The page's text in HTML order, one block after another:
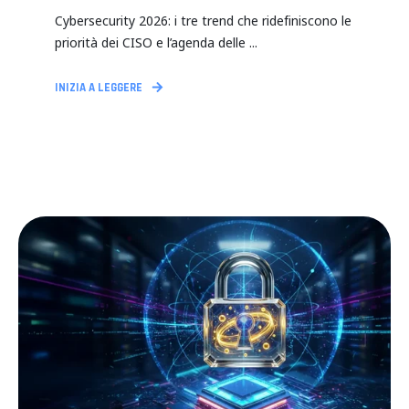
Cybersecurity 2026: i tre trend che ridefiniscono le
priorità dei CISO e l’agenda delle ...
INIZIA A LEGGERE